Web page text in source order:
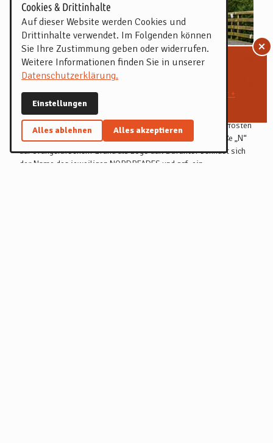
Markierung
Die Markierungszeichen sind unter anderem an Bäumen, Pfosten
und Zäunen angebracht. Diese weisen einheitlich das weiße „N“
auf orangefarbenem Grund als Logo auf. Darunter befindet sich
der Name des jeweiligen NORDPFADES und ggf. ein
Cookies & Drittinhalte
Auf dieser Website werden Cookies und
Drittinhalte verwendet. Im Folgenden können
Sie Ihre Zustimmung geben oder widerrufen.
Weitere Informationen finden Sie in unserer
Datenschutzerklärung.
Einstellungen
Alles ablehnen Alles akzeptieren
+
Wegstörungen
auf den NORDPFADEN:
Kirchsteg-Moore-Bäche + Tarmstedter Moor +
Rotenburger Wasserreich +